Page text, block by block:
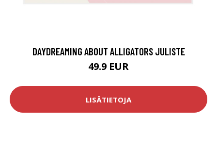
DAYDREAMING ABOUT ALLIGATORS JULISTE
49.9 EUR
LISÄTIETOJA